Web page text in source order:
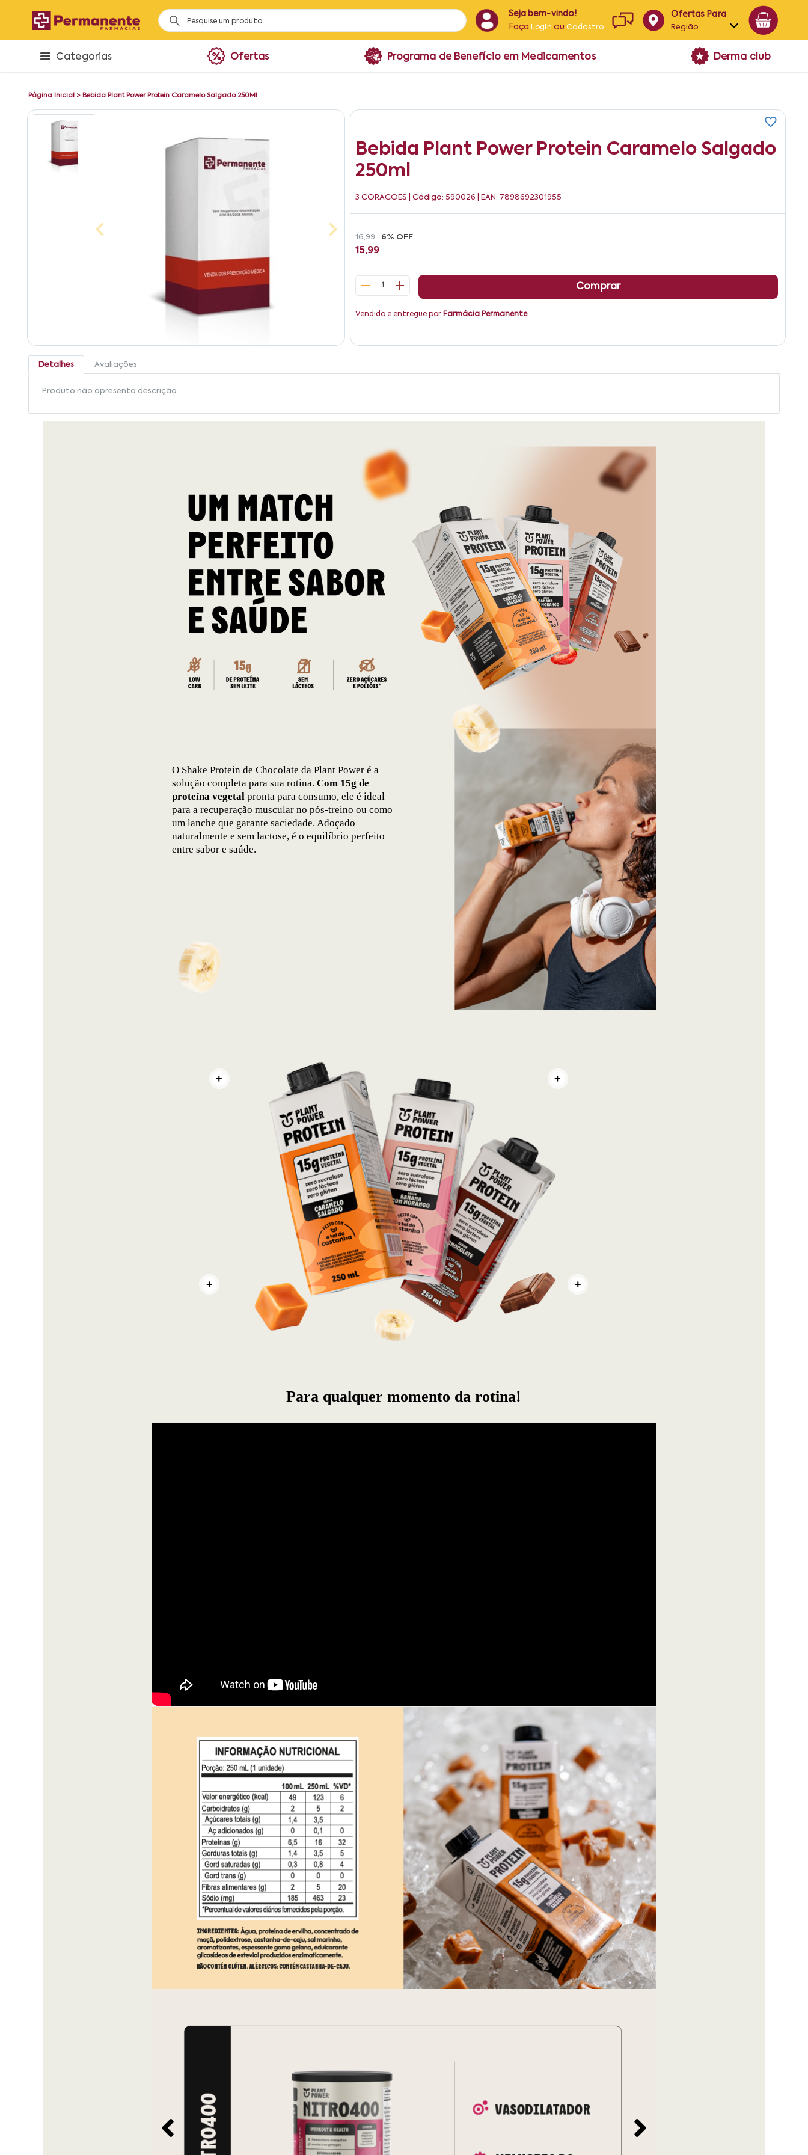
Seja bem-vindo!
Faça Login ouCadastro
Ofertas Para
Região
Alagoas
Categorias Ofertas Programa de Benefício em Medicamentos Derma club
Página Inicial > Bebida Plant Power Protein Caramelo Salgado 250Ml
Bebida Plant Power Protein Caramelo Salgado
250ml
3 CORACOES | Código: 590026 | EAN: 7898692301955
16,99 6% OFF
15,99
1 Comprar
Vendido e entregue por Farmácia Permanente
Detalhes Avaliações
Produto não apresenta descrição.